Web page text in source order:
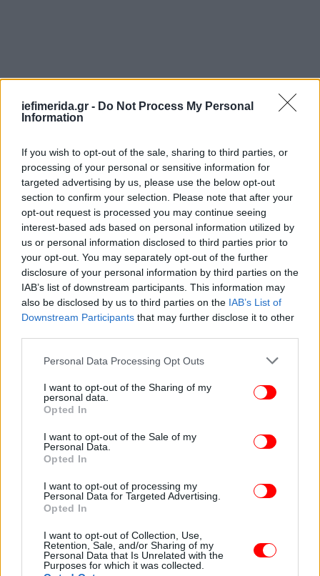
iefimerida.gr - Do Not Process My Personal
Information
If you wish to opt-out of the sale, sharing to third parties, or
processing of your personal or sensitive information for
targeted advertising by us, please use the below opt-out
section to confirm your selection. Please note that after your
opt-out request is processed you may continue seeing
interest-based ads based on personal information utilized by
us or personal information disclosed to third parties prior to
your opt-out. You may separately opt-out of the further
disclosure of your personal information by third parties on the
IAB’s list of downstream participants. This information may
also be disclosed by us to third parties on the IAB’s List of
Downstream Participants that may further disclose it to other
Please note that this website/app uses one or more Google
not limited to your visit or usage behaviour. You may click to
grant or deny consent to Google and its third-party tags to
use your data for below specified purposes in below Google
consent section.
Personal Data Processing Opt Outs
I want to opt-out of the Sharing of my
personal data.
Opted In
I want to opt-out of the Sale of my
Personal Data.
Opted In
I want to opt-out of processing my
Personal Data for Targeted Advertising.
Opted In
I want to opt-out of Collection, Use,
Retention, Sale, and/or Sharing of my
Personal Data that Is Unrelated with the
Purposes for which it was collected.
Μια πρo ημερών διαρροή εσωτερικού εγγράφου της Microsoft
προκαλεί νέα ερωτήματα για το πώς οι τεχνολογικοί κολοσσοί
αντιλαμβάνονται τη σχέση ανάμεσα στους χρήστες και τα ολοένα πιο
Άλλοι εμφανίστηκαν πιο κυνικοί. Ένας εργαζόμενος
αναρωτήθηκε αν τελικά ο στόχος κάθε μεγάλης
εταιρείας λογισμικού δεν είναι ακριβώς αυτός: να
δημιουργεί προϊόντα που οι χρήστες θα θέλουν να
χρησιμοποιούν συνεχώς. «Η διαφορά», σχολίασε με
δόση χιούμορ, «είναι ότι η Microsoft δεν είναι τόσο
καλή στο να δημιουργεί εθιστικά προϊόντα όσο